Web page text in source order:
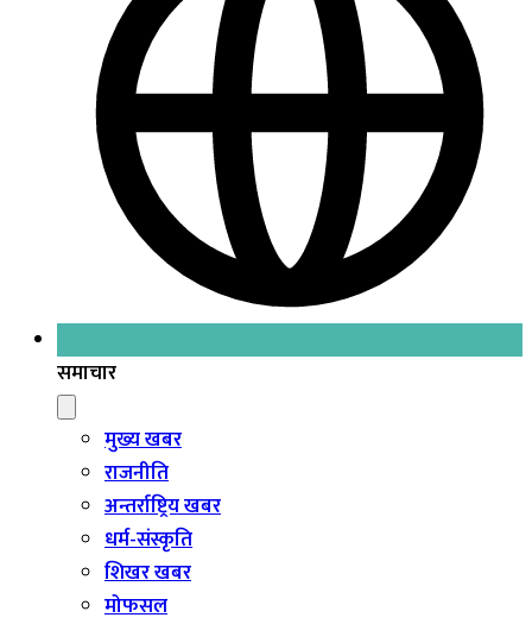
समाचार
मुख्य खबर
राजनीति
अन्तर्राष्ट्रिय खबर
धर्म-संस्कृति
शिखर खबर
मोफसल